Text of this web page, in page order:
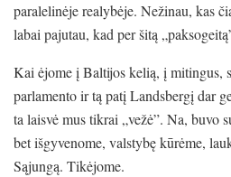
paralelinėje realybėje. Nežinau, kas
labai pajutau, kad per šitą
Kai ėjome į Baltijos kelią, į mitingus,
parlamento ir tą patį Landsbergį dar
ta laisvė mus tikrai „vežė”. Na, buvo
bet išgyvenome, valstybę kūrėme,
Sąjungą. Tikėjome.